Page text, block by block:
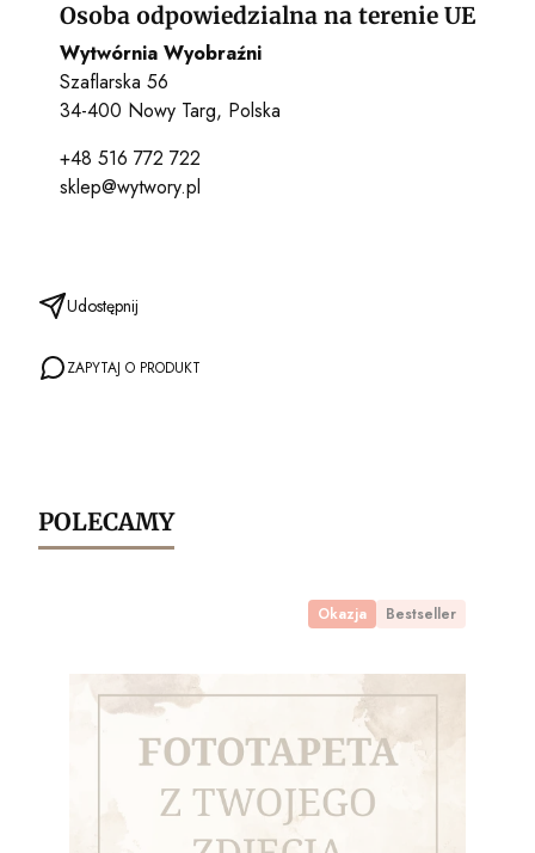
Osoba odpowiedzialna na terenie UE
Wytwórnia Wyobraźni
Szaflarska 56
34-400 Nowy Targ, Polska
+48 516 772 722
sklep@wytwory.pl
Udostępnij
ZAPYTAJ O PRODUKT
POLECAMY
Okazja Bestseller